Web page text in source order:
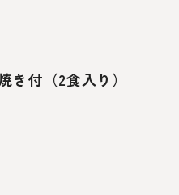
き付（2食入り）